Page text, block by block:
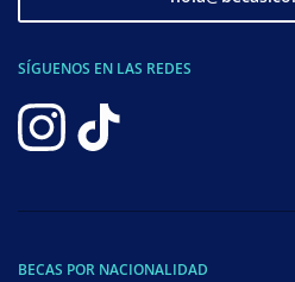
SÍGUENOS EN LAS REDES
BECAS POR NACIONALIDAD